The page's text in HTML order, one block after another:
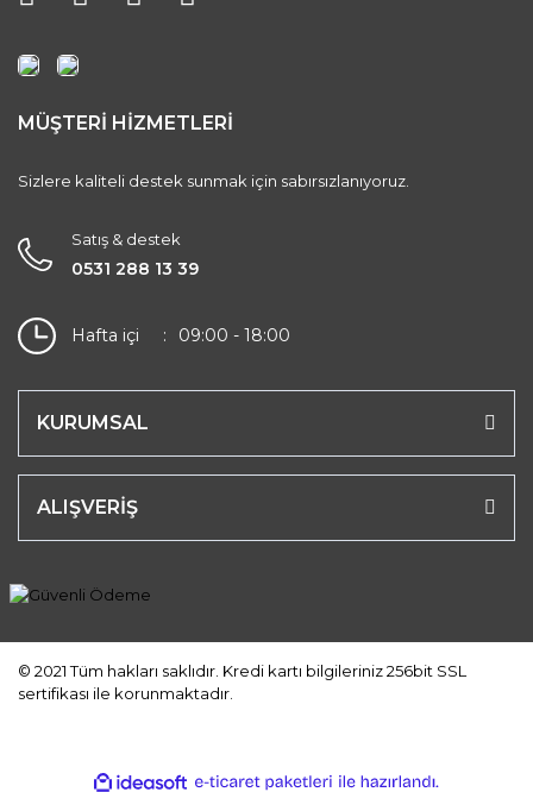
MÜŞTERİ HİZMETLERİ
Sizlere kaliteli destek sunmak için sabırsızlanıyoruz.
Satış & destek
0531 288 13 39
Hafta içi 09:00 - 18:00
KURUMSAL
ALIŞVERİŞ
© 2021 Tüm hakları saklıdır. Kredi kartı bilgileriniz 256bit SSL
sertifikası ile korunmaktadır.
ideasoft e-